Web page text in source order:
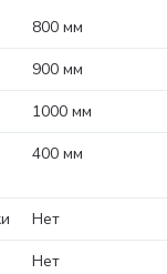
800 мм
900 мм
1000 мм
400 мм
Нет
Нет